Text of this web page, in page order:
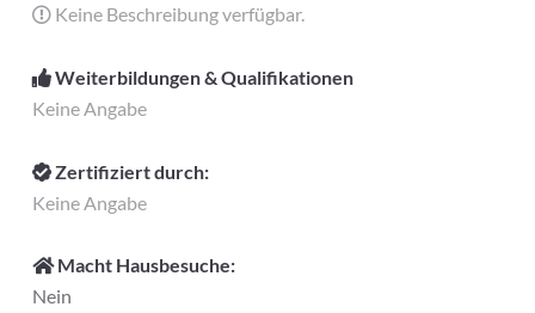
Keine Beschreibung verfügbar.
Weiterbildungen & Qualifikationen
Keine Angabe
Zertifiziert durch:
Keine Angabe
Macht Hausbesuche:
Nein